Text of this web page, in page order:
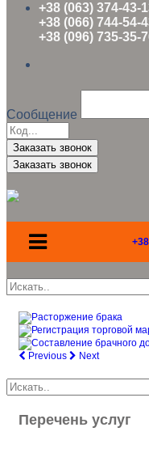
+38 (063) 374-43-
+38 (066) 744-54-
+38 (096) 735-35-
Сообщение
Заказать звонок
Previous Next
Перечень услуг